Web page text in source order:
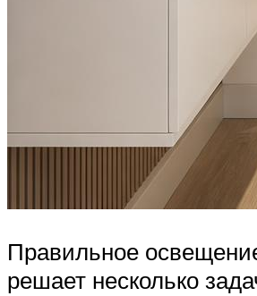
Правильное
решает несколько